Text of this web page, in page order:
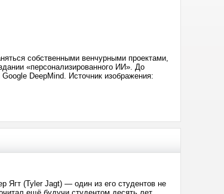
собственными венчурными проектами,
«персонализированного ИИ». До
DeepMind. Источник изображения:
Ягт (Tyler Jagt) — один из его студентов не